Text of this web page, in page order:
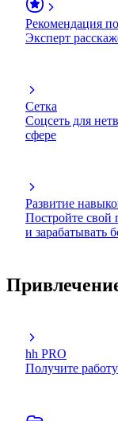
Рекомендация
Эксперт
Сетка
Соцсеть для
сфере
Развитие
Постройте свой
и зарабатывать
hh PRO
Получите